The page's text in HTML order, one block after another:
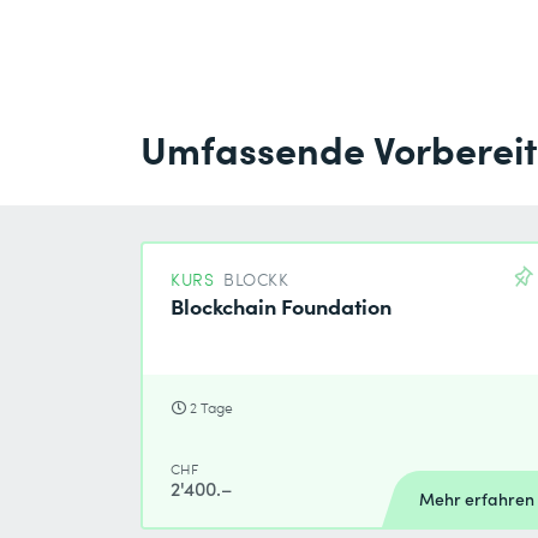
Umfassende
KURS BLOCKK
Blockchain Foundation
2 Tage
CHF
2'400.– Mehr erfahren